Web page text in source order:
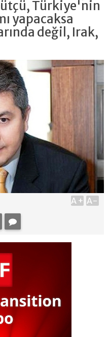
Türkiye'nin
yapacaksa
değil, Irak,
A+ A-